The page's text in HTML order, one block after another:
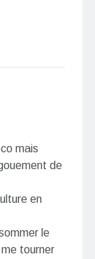
mais
de
en
le
tourner